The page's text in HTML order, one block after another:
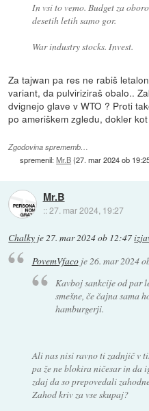
In vsi to vemo. Budget za
desetih letih samo gor.
War industry stocks. Invest.
Za tajwan pa res ne rabiš
variant, da pulviriziraš obalo..
dvignejo glave v WTO ? Proti
po ameriškem zgledu, dokler
Zgodovina sprememb…
spremenil:Mr.B(27. mar 2024 ob
Mr.B
::27. mar 2024, 19:27
Chalky je27. mar 2024 ob 12:47
PovemVfacoje 26. mar 2024
Kavboj sankcije od par
smešne, če čajna sama
hamburgerji.
Ali nas nisi ravno ti zadnjič v
pa že ne blokira ničesar in
zdaj da so prepovedali
Zahod kriv za vse skupaj?